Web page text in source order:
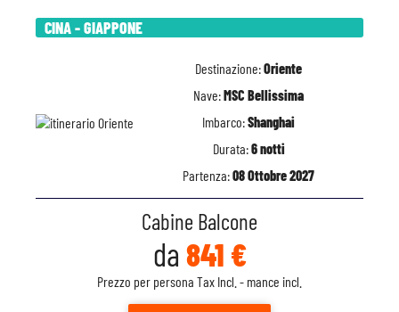
CINA - GIAPPONE
Destinazione:Oriente
Nave:MSC Bellissima
Imbarco:Shanghai
Durata:6 notti
Partenza:08 Ottobre 2027
Cabine Balcone
da 841 €
Prezzo per persona Tax Incl. - mance incl.